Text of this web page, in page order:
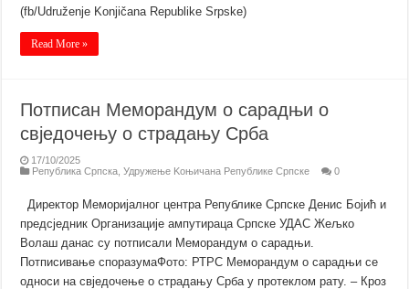
(fb/Udruženje Konjičana Republike Srpske)
Read More »
Потписан Меморандум о сарадњи о
свједочењу о страдању Срба
17/10/2025
Република Српска ,Удружење Kоњичана Републике Српске 0
Директор Меморијалног центра Републике Српске Денис Бојић и
предсједник Организације ампутираца Српске УДАС Жељко
Волаш данас су потписали Меморандум о сарадњи.
Потписивање споразумаФото: РТРС Меморандум о сарадњи се
односи на свједочење о страдању Срба у протеклом рату. – Кроз